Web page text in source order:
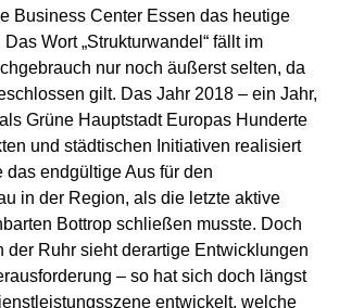
Business Center Essen das heutige
Wort „Strukturwandel“ fällt im
nur noch äußerst selten, da
gilt. Das Jahr 2018 – ein Jahr,
Grüne Hauptstadt Europas Hunderte
und städtischen Initiativen realisiert
das endgültige Aus für den
in der Region, als die letzte aktive
Bottrop schließen musste. Doch
der Ruhr sieht derartige Entwicklungen
– so hat sich doch längst
entwickelt, welche